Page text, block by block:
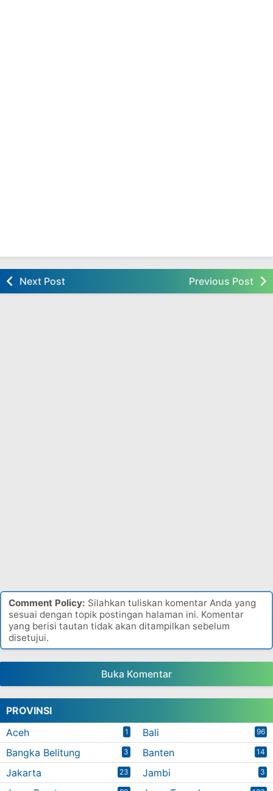
Next Post Previous Post
Comment Policy: Silahkan tuliskan komentar Anda yang
sesuai dengan topik postingan halaman ini. Komentar
yang berisi tautan tidak akan ditampilkan sebelum
disetujui.
Buka Komentar
PROVINSI
Aceh
1 Bali 96
Bangka Belitung 3 Banten 14
Jakarta 23 Jambi 3